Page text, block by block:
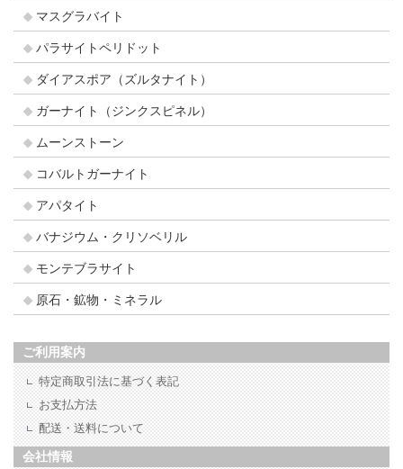
マスグラバイト
パラサイトペリドット
ダイアスポア（ズルタナイト）
ガーナイト（ジンクスピネル）
ムーンストーン
コバルトガーナイト
アパタイト
バナジウム・クリソベリル
モンテブラサイト
原石・鉱物・ミネラル
ご利用案内
特定商取引法に基づく表記
お支払方法
配送・送料について
会社情報